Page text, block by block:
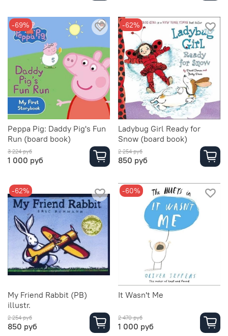
-69%
Peppa Pig: Daddy Pig's Fun
Run (board book)
3 224 руб
1 000 руб
-62%
Ladybug Girl Ready for
Snow (board book)
2 254 руб
850 руб
-62%
My Friend Rabbit (PB)
illustr.
2 254 руб
850 руб
-60%
It Wasn't Me
2 470 руб
1 000 руб